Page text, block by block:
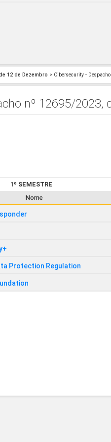
12 de Dezembro > Cibersecurity -
nº 12695/2023,
1º SEMESTRE
Nome
Protection Regulation